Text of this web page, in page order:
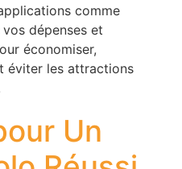
comme
dépenses et
économiser,
éviter les attractions
Un